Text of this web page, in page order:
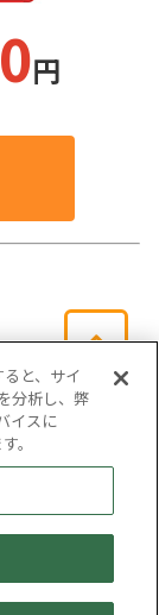
円
プ
針
号
と、サイ
分析し、弊
イスに
。